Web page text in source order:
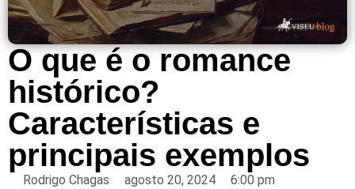
O que é o romance
histórico?
Características e
principais exemplos
Rodrigo Chagas agosto 20, 2024 6:00 pm